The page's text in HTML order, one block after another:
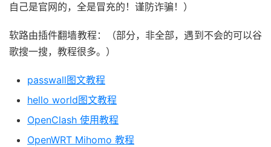
自己是官网的，全是冒充的！谨防诈骗！）
软路由插件翻墙教程：（部分，非全部，遇到不会的可以谷
歌搜一搜，教程很多。）
passwall图文教程
hello world图文教程
OpenClash 使用教程
OpenWRT Mihomo 教程